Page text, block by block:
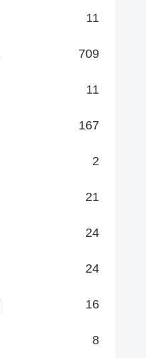
11
709
11
167
2
21
24
24
16
8